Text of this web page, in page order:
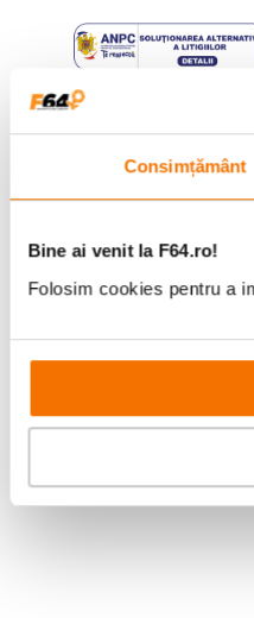
Consimțământ
Bine ai venit la F64.ro!
Folosim cookies pentru a